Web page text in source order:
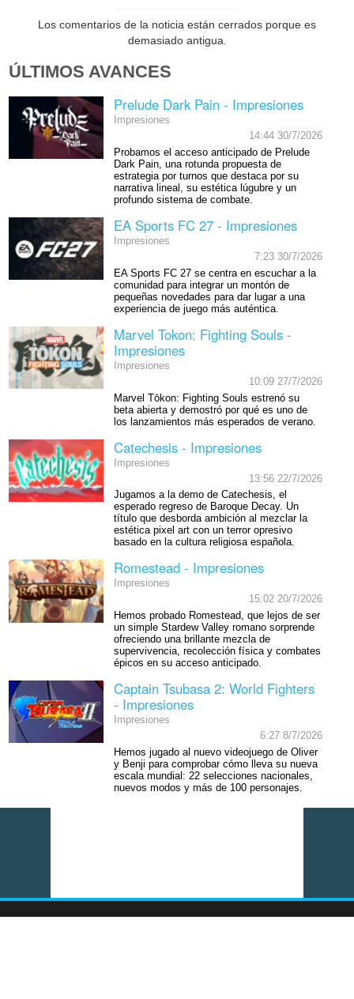
Los comentarios de la noticia están cerrados porque es
demasiado antigua.
ÚLTIMOS AVANCES
Prelude Dark Pain - Impresiones
Impresiones
14:44 30/7/2026
Probamos el acceso anticipado de Prelude
Dark Pain, una rotunda propuesta de
estrategia por turnos que destaca por su
narrativa lineal, su estética lúgubre y un
profundo sistema de combate.
EA Sports FC 27 - Impresiones
Impresiones
7:23 30/7/2026
EA Sports FC 27 se centra en escuchar a la
comunidad para integrar un montón de
pequeñas novedades para dar lugar a una
experiencia de juego más auténtica.
Marvel Tokon: Fighting Souls -
Impresiones
Impresiones
10:09 27/7/2026
Marvel Tōkon: Fighting Souls estrenó su
beta abierta y demostró por qué es uno de
los lanzamientos más esperados de verano.
Catechesis - Impresiones
Impresiones
13:56 22/7/2026
Jugamos a la demo de Catechesis, el
esperado regreso de Baroque Decay. Un
título que desborda ambición al mezclar la
estética pixel art con un terror opresivo
basado en la cultura religiosa española.
Romestead - Impresiones
Impresiones
15:02 20/7/2026
Hemos probado Romestead, que lejos de ser
un simple Stardew Valley romano sorprende
ofreciendo una brillante mezcla de
supervivencia, recolección física y combates
épicos en su acceso anticipado.
Captain Tsubasa 2: World Fighters
- Impresiones
Impresiones
6:27 8/7/2026
Hemos jugado al nuevo videojuego de Oliver
y Benji para comprobar cómo lleva su nueva
escala mundial: 22 selecciones nacionales,
nuevos modos y más de 100 personajes.